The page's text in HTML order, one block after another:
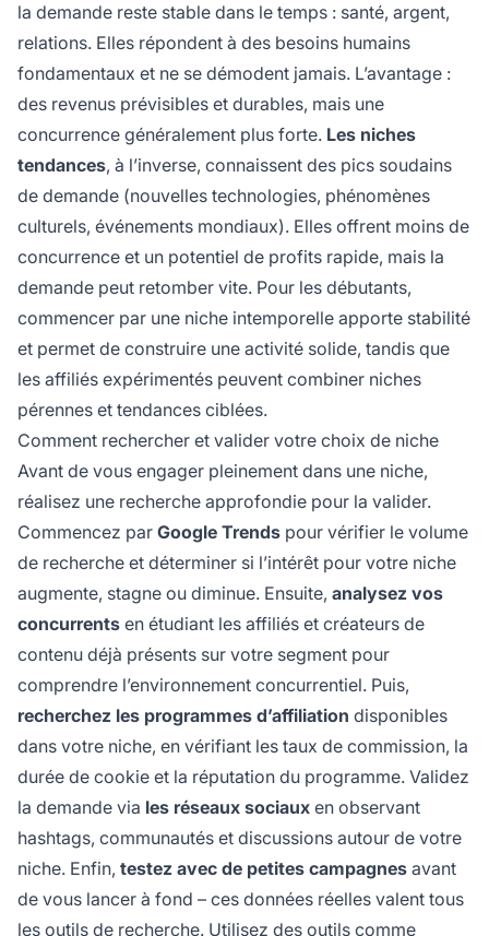
la demande reste stable dans le temps : santé, argent,
relations. Elles répondent à des besoins humains
fondamentaux et ne se démodent jamais. L’avantage :
des revenus prévisibles et durables, mais une
concurrence généralement plus forte. Les niches
tendances, à l’inverse, connaissent des pics soudains
de demande (nouvelles technologies, phénomènes
culturels, événements mondiaux). Elles offrent moins de
concurrence et un potentiel de profits rapide, mais la
demande peut retomber vite. Pour les débutants,
commencer par une niche intemporelle apporte stabilité
et permet de construire une activité solide, tandis que
les affiliés expérimentés peuvent combiner niches
pérennes et tendances ciblées.
Comment rechercher et valider votre choix de niche
Avant de vous engager pleinement dans une niche,
réalisez une recherche approfondie pour la valider.
Commencez par Google Trends pour vérifier le volume
de recherche et déterminer si l’intérêt pour votre niche
augmente, stagne ou diminue. Ensuite, analysez vos
concurrents en étudiant les affiliés et créateurs de
contenu déjà présents sur votre segment pour
comprendre l’environnement concurrentiel. Puis,
recherchez les programmes d’affiliation disponibles
dans votre niche, en vérifiant les taux de commission, la
durée de cookie et la réputation du programme. Validez
la demande via les réseaux sociaux en observant
hashtags, communautés et discussions autour de votre
niche. Enfin, testez avec de petites campagnes avant
de vous lancer à fond – ces données réelles valent tous
les outils de recherche. Utilisez des outils comme